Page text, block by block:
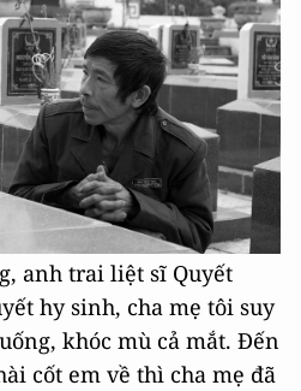
anh trai liệt sĩ Quyết
hy sinh, cha mẹ tôi suy
khóc mù cả mắt. Đến
cốt em về thì cha mẹ đã